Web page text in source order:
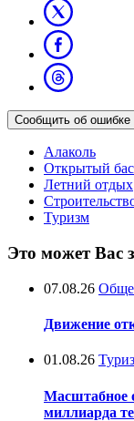
Сообщить об ошибке
Алаколь
Открытый
Летний отдых
Туризм
Это может Вас
07.08.26
Движение
01.08.26
Масштабное
миллиарда